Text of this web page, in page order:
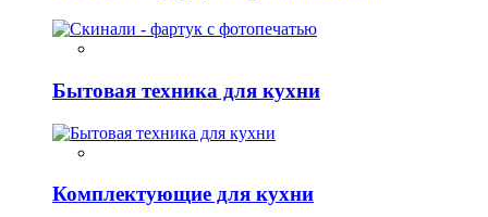
Бытовая техника для кухни
Комплектующие для кухни